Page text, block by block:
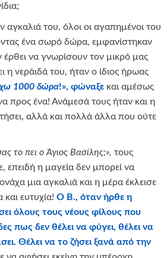
αγκαλιά του, όλοι οι αγαπημένοι του
ένα σωρό δώρα, εμφανίστηκαν
να γνωρίσουν τον μικρό μας
η νεράιδά του, ήταν ο ίδιος ήρωας
1000 δώρα!», φώναξε και αμέσως
προς ένα! Ανάμεσά τους ήταν και η
αλλά και πολλά άλλα που ούτε
το πει ο Άγιος Βασίλης;», τους
επειδή η μαγεία δεν μπορεί να
μια αγκαλιά και η μέρα έκλεισε
ευτυχία! Ο Β., όταν ήρθε η
όλους τους νέους φίλους που
πως δεν θέλει να φύγει, θέλει να
Θέλει να το ζήσει ξανά από την